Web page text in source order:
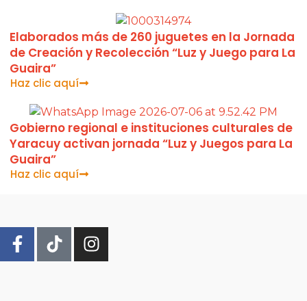
Elaborados más de 260 juguetes en la Jornada
de Creación y Recolección “Luz y Juego para La
Guaira”
Haz clic aquí
​Gobierno regional e instituciones culturales de
Yaracuy activan jornada “Luz y Juegos para La
Guaira”
Haz clic aquí